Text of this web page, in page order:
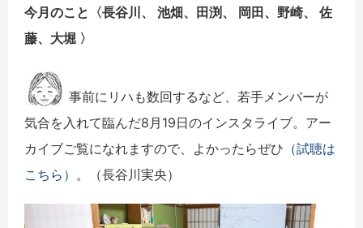
今月のこと〈長谷川、 池畑、田渕、 岡田、野崎、 佐
藤、大堀 〉
事前にリハも数回するなど、若手メンバーが
気合を入れて臨んだ8月19日のインスタライブ。アー
カイブご覧になれますので、よかったらぜひ （試聴は
こちら） 。（長谷川実央）